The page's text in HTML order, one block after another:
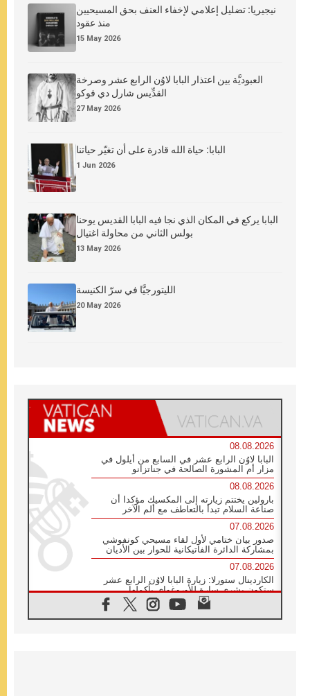
نيجيريا: تضليل إعلامي لإخفاء العنف بحق المسيحيين
منذ عقود
15 May 2026
العبوديَّة بين اعتذار البابا لاوُن الرابع عشر وصرخة
القدِّيس شارل دي فوكو
27 May 2026
البابا: حياة الله قادرة على أن تغيّر حياتنا
1 Jun 2026
البابا يركع في المكان الذي نجا فيه البابا القديس يوحنا
بولس الثاني من محاولة اغتيال
13 May 2026
الليتورجيَّا في سرّ الكنيسة
20 May 2026
08.08.2026
البابا لاوُن الرابع عشر في السابع من أيلول في
مزار أم المشورة الصالحة في جناتزانو
08.08.2026
بارولين يختتم زيارته إلى المكسيك مؤكدا أن
صناعة السلام تبدأ بالتعاطف مع ألم الآخر
07.08.2026
صدور بيان ختامي لأول لقاء مسيحي كونفوشي
بمشاركة الدائرة الفاتيكانية للحوار بين الأديان
07.08.2026
الكاردينال ستورلا: زيارة البابا لاوُن الرابع عشر
ستكون بشرى سارة للأوروغواي بأكملها
الفاتيكان يعلن برنامج الزيارة الرسولية للبابا لاوُن